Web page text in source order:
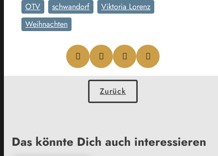
OTV
schwandorf
Viktoria Lorenz
Weihnachten
Zurück
Das könnte Dich auch interessieren